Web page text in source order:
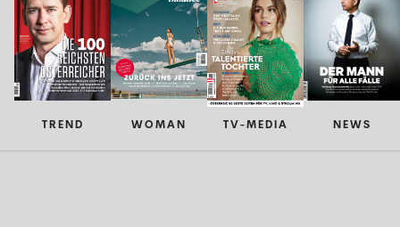
TREND WOMAN TV-MEDIA NEWS